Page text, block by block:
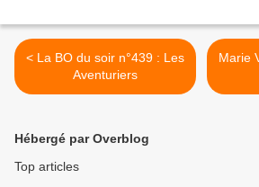
< La BO du soir n°439 : Les
Aventuriers
Hébergé par Overblog
Top articles